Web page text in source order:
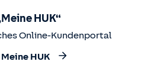
HUK“
Online-Kundenportal
Meine HUK